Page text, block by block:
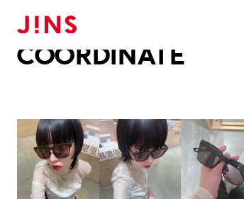
メガネのJINS TOP
COORDINATE